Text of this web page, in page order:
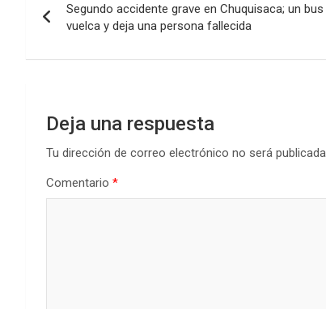
de
entradas
Segundo accidente grave en Chuquisaca; un bus
vuelca y deja una persona fallecida
Deja una respuesta
Tu dirección de correo electrónico no será publicada.
Comentario *